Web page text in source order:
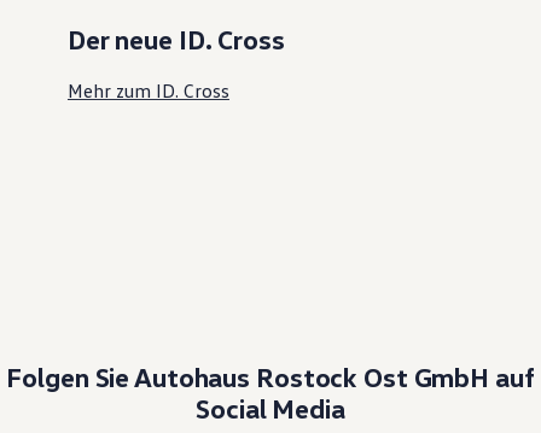
Der neue ID. Cross
Mehr zum ID. Cross
Folgen Sie Autohaus Rostock Ost GmbH auf
Social Media